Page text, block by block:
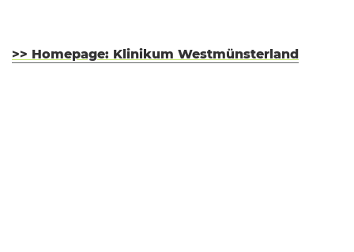
>> Homepage: Klinikum Westmünsterland